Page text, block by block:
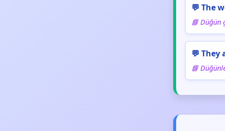
💬 The
📘 Düğün
💬
📘